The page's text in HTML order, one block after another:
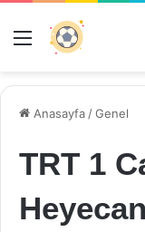
Menü
Anasayfa /Genel
TRT 1